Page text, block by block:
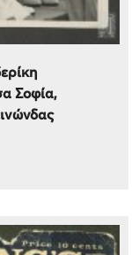
Σοφία,